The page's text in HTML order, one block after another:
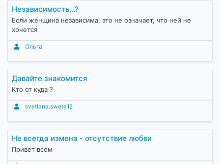
Независимость...?
Если женщина независима, это не означает, что ней не
хочется
Ольга
Давайте знакомится
Кто от куда ?
svetlana.sweta12
Не всегда измена - отсутствие любви
Привет всем